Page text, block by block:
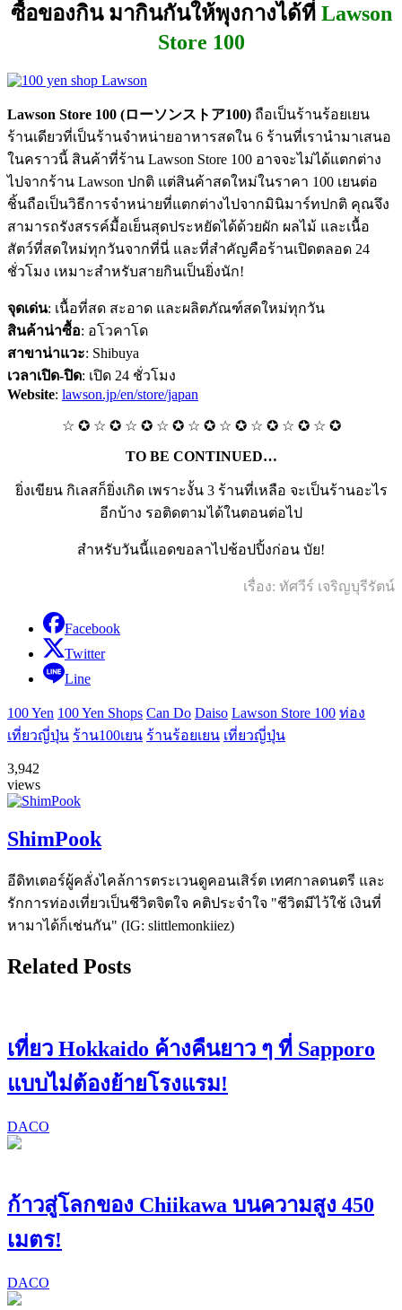
ซื้อของกิน มากินกันให้พุงกางได้ที่ Lawson
Store 100
Lawson Store 100 (ローソンストア100) ถือเป็นร้านร้อยเยน
ร้านเดียวที่เป็นร้านจำหน่ายอาหารสดใน 6 ร้านที่เรานำมาเสนอ
ในคราวนี้ สินค้าที่ร้าน Lawson Store 100 อาจจะไม่ได้แตกต่าง
ไปจากร้าน Lawson ปกติ แต่สินค้าสดใหม่ในราคา 100 เยนต่อ
ชิ้นถือเป็นวิธีการจำหน่ายที่แตกต่างไปจากมินิมาร์ทปกติ คุณจึง
สามารถรังสรรค์มื้อเย็นสุดประหยัดได้ด้วยผัก ผลไม้ และเนื้อ
สัตว์ที่สดใหม่ทุกวันจากที่นี่ และที่สำคัญคือร้านเปิดตลอด 24
ชั่วโมง เหมาะสำหรับสายกินเป็นยิ่งนัก!
จุดเด่น: เนื้อที่สด สะอาด และผลิตภัณฑ์สดใหม่ทุกวัน
สินค้าน่าซื้อ: อโวคาโด
สาขาน่าแวะ: Shibuya
เวลาเปิด-ปิด: เปิด 24 ชั่วโมง
Website: lawson.jp/en/store/japan
☆ ✪ ☆ ✪ ☆ ✪ ☆ ✪ ☆ ✪ ☆ ✪ ☆ ✪ ☆ ✪ ☆ ✪
TO BE CONTINUED…
ยิ่งเขียน กิเลสก็ยิ่งเกิด เพราะงั้น 3 ร้านที่เหลือ จะเป็นร้านอะไร
อีกบ้าง รอติดตามได้ในตอนต่อไป
สำหรับวันนี้แอดขอลาไปช้อปปิ้งก่อน บัย!
เรื่อง: ทัศวีร์ เจริญบุรีรัตน์
Facebook
Twitter
Line
100 Yen 100 Yen Shops Can Do Daiso Lawson Store 100 ท่อง
เที่ยวญี่ปุ่น ร้าน100เยน ร้านร้อยเยน เที่ยวญี่ปุ่น
3,942
views
ShimPook
อีดิทเตอร์ผู้คลั่งไคล้การตระเวนดูคอนเสิร์ต เทศกาลดนตรี และ
รักการท่องเที่ยวเป็นชีวิตจิตใจ คติประจำใจ "ชีวิตมีไว้ใช้ เงินที่
หามาได้ก็เช่นกัน" (IG: slittlemonkiiez)
Related Posts
เที่ยว Hokkaido ค้างคืนยาว ๆ ที่ Sapporo
แบบไม่ต้องย้ายโรงแรม!
DACO
ก้าวสู่โลกของ Chiikawa บนความสูง 450
เมตร!
DACO